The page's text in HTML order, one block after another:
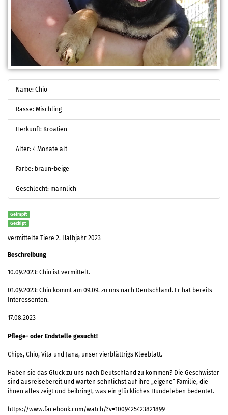
Name: Chio
Rasse: Mischling
Herkunft: Kroatien
Alter: 4 Monate alt
Farbe: braun-beige
Geschlecht: männlich
Geimpft
Gechipt
vermittelte Tiere 2. Halbjahr 2023
Beschreibung
10.09.2023: Chio ist vermittelt.
01.09.2023: Chio kommt am 09.09. zu uns nach Deutschland. Er hat bereits
Interessenten.
17.08.2023
Pflege- oder Endstelle gesucht!
Chips, Chio, Vita und Jana, unser vierblättrigs Kleeblatt.
Haben sie das Glück zu uns nach Deutschland zu kommen? Die Geschwister
sind ausreisebereit und warten sehnlichst auf ihre „eigene“ Familie, die
ihnen alles zeigt und beibringt, was ein glückliches Hundeleben bedeutet.
https://www.facebook.com/watch/?v=1009425423821899